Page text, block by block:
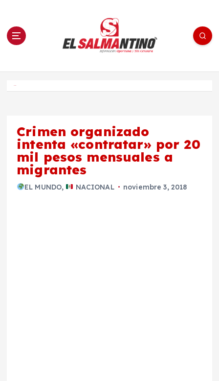
n El Salmantino - medios/noticias/editorial
Crimen organizado
intenta «contratar» por 20
mil pesos mensuales a
migrantes
EL MUNDO, NACIONAL noviembre 3, 2018